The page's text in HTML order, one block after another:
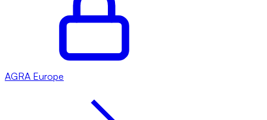
AGRA Europe